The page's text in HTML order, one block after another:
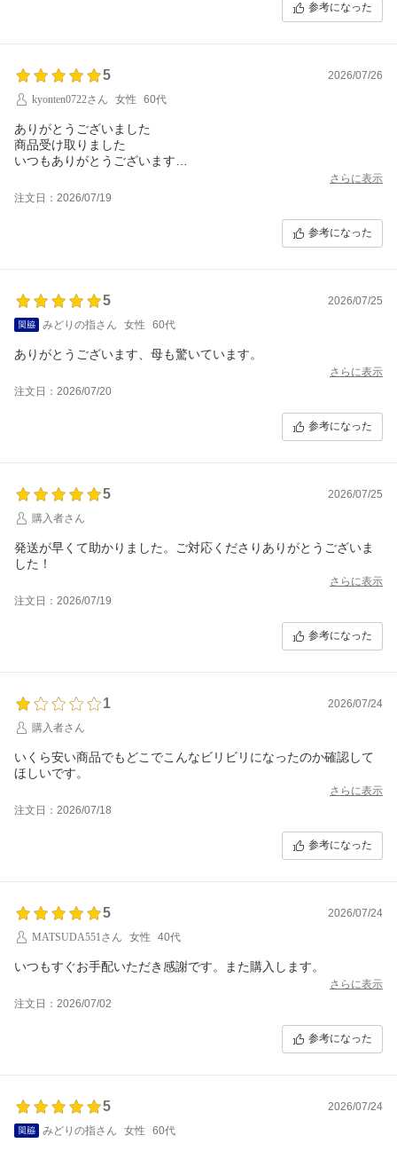
参考になった
5
2026/07/26
kyonten0722さん
女性 60代
ありがとうございました
商品受け取りました
いつもありがとうございます
さらに表示
注文日：2026/07/19
参考になった
5
2026/07/25
みどりの指さん
女性 60代
ありがとうございます、母も驚いています。
さらに表示
注文日：2026/07/20
参考になった
5
2026/07/25
購入者さん
発送が早くて助かりました。ご対応くださりありがとうございま
した！
さらに表示
注文日：2026/07/19
参考になった
1
2026/07/24
購入者さん
いくら安い商品でもどこでこんなビリビリになったのか確認して
ほしいです。
さらに表示
注文日：2026/07/18
参考になった
5
2026/07/24
MATSUDA551さん
女性 40代
いつもすぐお手配いただき感謝です。また購入します。
さらに表示
注文日：2026/07/02
参考になった
5
2026/07/24
みどりの指さん
女性 60代